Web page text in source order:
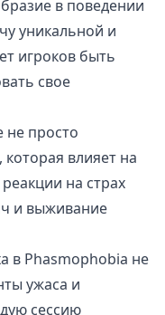
в поведении
уникальной и
игроков быть
свое
не просто
влияет на
на страх
и выживание
в Phasmophobia не
ужаса и
сессию